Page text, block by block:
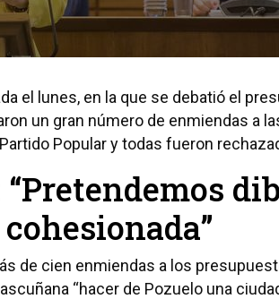
el lunes, en la que se debatió el
un gran número de enmiendas a
Popular y todas fueron
“Pretendemos
de cien enmiendas a los
“hacer de Pozuelo una